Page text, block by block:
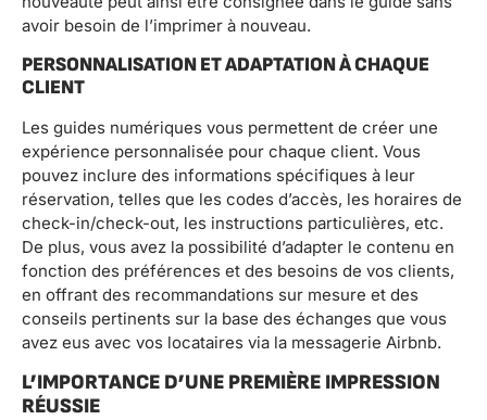
avoir besoin de l’imprimer à nouveau.
PERSONNALISATION ET ADAPTATION À CHAQUE
CLIENT
Les guides numériques vous permettent de créer une
expérience personnalisée pour chaque client. Vous
pouvez inclure des informations spécifiques à leur
réservation, telles que les codes d’accès, les horaires de
check-in/check-out, les instructions particulières, etc.
De plus, vous avez la possibilité d’adapter le contenu en
fonction des préférences et des besoins de vos clients,
en offrant des recommandations sur mesure et des
conseils pertinents sur la base des échanges que vous
avez eus avec vos locataires via la messagerie Airbnb.
L’IMPORTANCE D’UNE PREMIÈRE IMPRESSION
RÉUSSIE